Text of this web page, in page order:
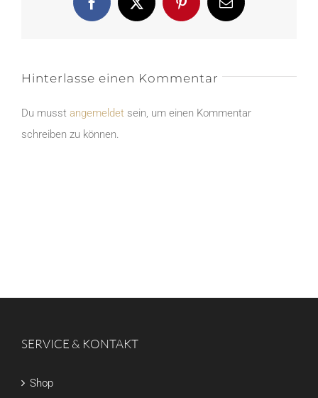
Facebook
X PinterestE-
Mail
Hinterlasse einen Kommentar
Du musst angemeldet sein, um einen Kommentar
schreiben zu können.
SERVICE & KONTAKT
Shop